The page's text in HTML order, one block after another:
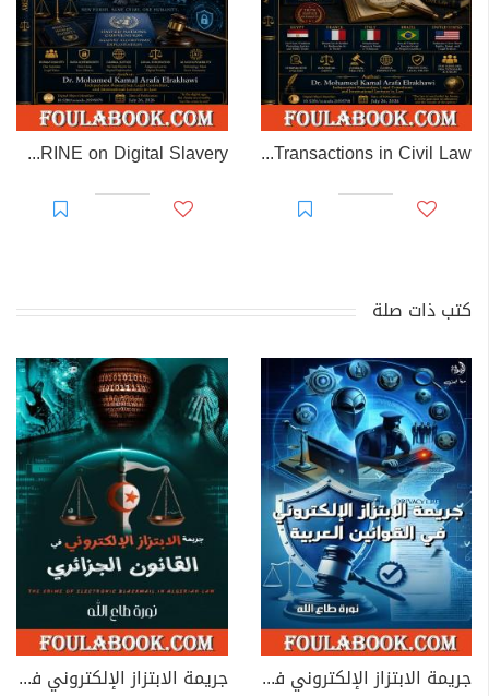
EL RAKHAWI MIND on the Doctrine of Simulation and Sham Transactions in Civil Law
EL-RAKHAWI DOCTRINE on Digital Slavery
كتب ذات صلة
جريمة الابتزاز الإلكتروني في القوانين العربية جريمة الابتزاز الإلكتروني في القانون الجزائري